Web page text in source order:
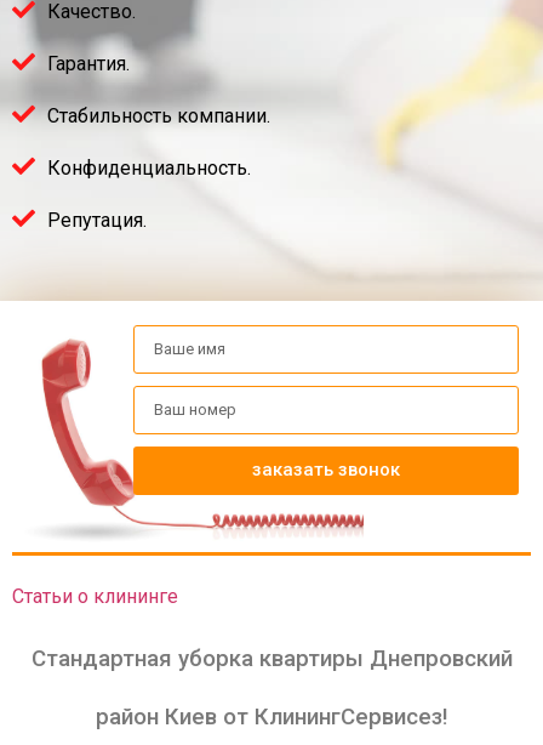
Качество.
Гарантия.
Стабильность компании.
Конфиденциальность.
Репутация.
заказать звонок
Статьи о клининге
Стандартная уборка квартиры Днепровский
район Киев от КлинингСервисез!